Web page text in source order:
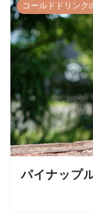
コールドドリンク
パイナップ